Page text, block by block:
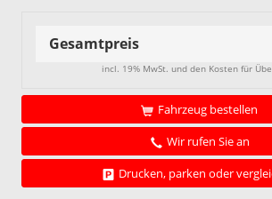
Gesamtpreis
incl. 19% MwSt. und den Kosten für
Fahrzeug bestellen
Wir rufen Sie an
Drucken, parken oder